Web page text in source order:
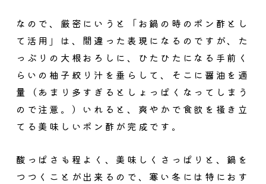
なので、厳密にいうと「お鍋の時のポン酢とし
て活用」は、間違った表現になるのですが、た
っぷりの大根おろしに、ひたひたになる手前く
らいの柚子絞り汁を垂らして、そこに醤油を適
量（あまり多すぎるとしょっぱくなってしまう
ので注意。）いれると、爽やかで食欲を掻き立
てる美味しいポン酢が完成です。
酸っぱさも程よく、美味しくさっぱりと、鍋を
つつくことが出来るので、寒い冬には特におす